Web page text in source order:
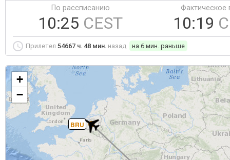
По рассписанию
10:25 CEST
Фактическое
10:19
Прилетел 54667 ч. 48 мин. назад на 6 мин. раньше
BRU
+
−